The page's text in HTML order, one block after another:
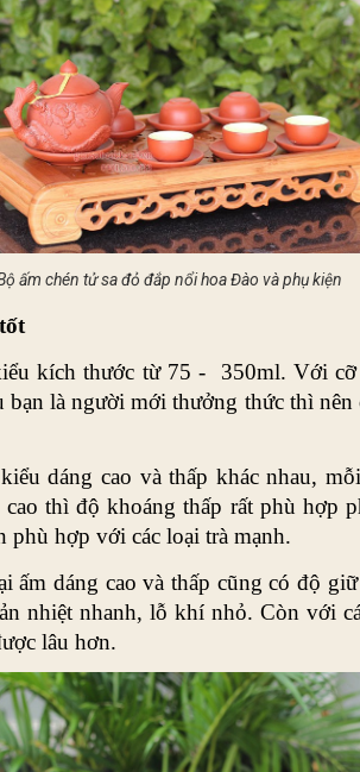
ấm chén tử sa đỏ đắp nổi hoa Đào và phụ kiện
kích thước từ 75 -  350ml. Với
là người mới thưởng thức thì
dáng cao và thấp khác nhau,
thì độ khoáng thấp rất phù hợp
phù hợp với các loại trà mạnh.
ấm dáng cao và thấp cũng có độ
nhiệt nhanh, lỗ khí nhỏ. Còn với
lâu hơn.